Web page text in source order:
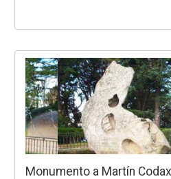
Monumento a Martín Codax